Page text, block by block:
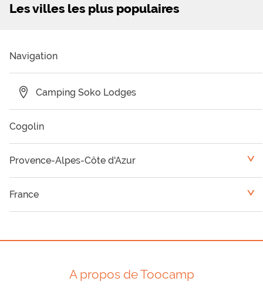
Les villes les plus populaires
Navigation
Camping Soko Lodges
Cogolin
Provence-Alpes-Côte d'Azur <
France <
A propos de Toocamp